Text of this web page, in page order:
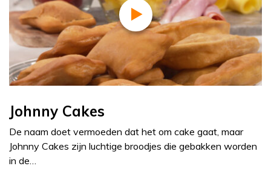
Johnny Cakes
De naam doet vermoeden dat het om cake gaat, maar
Johnny Cakes zijn luchtige broodjes die gebakken worden
in de…